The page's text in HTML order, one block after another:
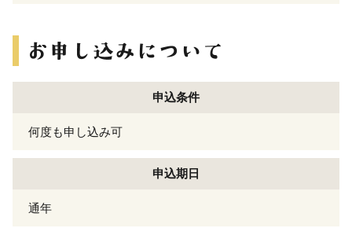
申込条件
何度も申し込み可
申込期日
通年